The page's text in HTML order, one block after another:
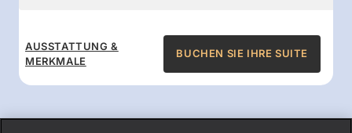
AUSSTATTUNG &
MERKMALE
BUCHEN SIE IHRE SUITE